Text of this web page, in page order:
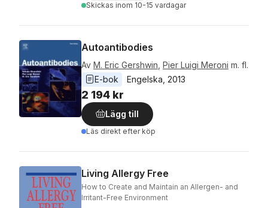
Skickas inom 10-15 vardagar
Autoantibodies
Av M. Eric Gershwin Pier Luigi Meroni m. fl.
E-bok
Engelska 2013
2 194 kr
Lägg till
Läs direkt efter köp
Living Allergy Free
How to Create and Maintain an Allergen- and
Irritant-Free Environment